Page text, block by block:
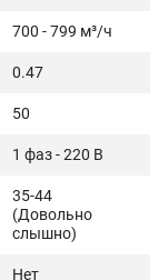
700 - 799 м³/ч
0.47
50
1 фаз - 220 В
35-44
(Довольно
слышно)
Нет